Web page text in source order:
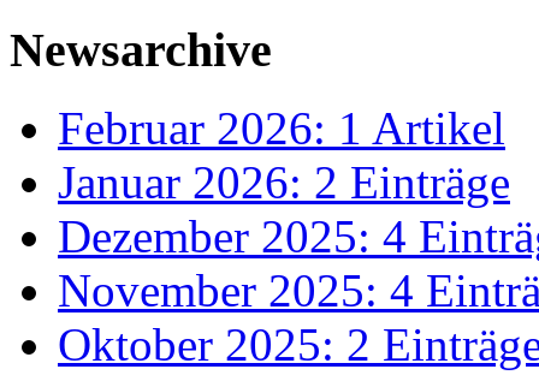
Newsarchive
Februar 2026: 1 Artikel
Januar 2026: 2 Einträge
Dezember 2025: 4
November 2025: 4
Oktober 2025: 2